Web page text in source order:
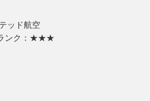
ッド航空
ンク：★★★